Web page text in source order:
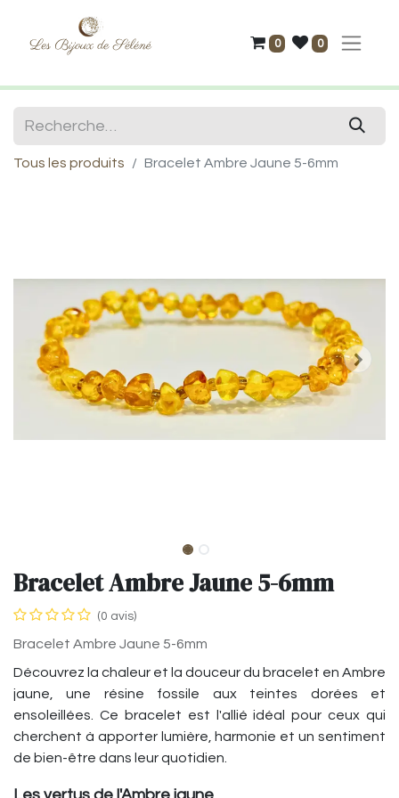
0 0
Tous les produits Bracelet Ambre Jaune 5-6mm
Bracelet Ambre Jaune 5-6mm
(0 avis)
Bracelet Ambre Jaune 5-6mm
Découvrez la chaleur et la douceur du bracelet en Ambre
jaune, une résine fossile aux teintes dorées et
ensoleillées. Ce bracelet est l'allié idéal pour ceux qui
cherchent à apporter lumière, harmonie et un sentiment
de bien-être dans leur quotidien.